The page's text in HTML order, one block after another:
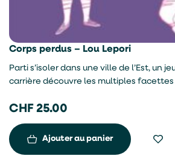
Corps perdus – Lou Lepori
Parti s’isoler dans une ville de l’Est, un
carrière découvre les multiples facettes
CHF 25.00
Ajouter au panier